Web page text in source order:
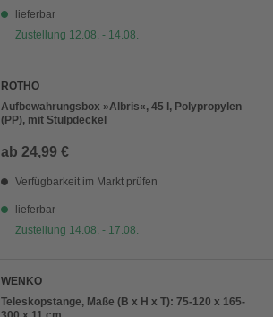
lieferbar
Zustellung 12.08. - 14.08.
ROTHO
Aufbewahrungsbox »Albris«, 45 l, Polypropylen
(PP), mit Stülpdeckel
ab 24,99 €
Verfügbarkeit im Markt prüfen
lieferbar
Zustellung 14.08. - 17.08.
WENKO
Teleskopstange, Maße (B x H x T): 75-120 x 165-